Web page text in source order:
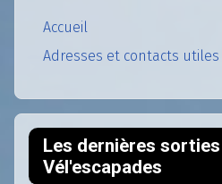
Accueil
Adresses et contacts utiles
Les dernières
Vél'escapades